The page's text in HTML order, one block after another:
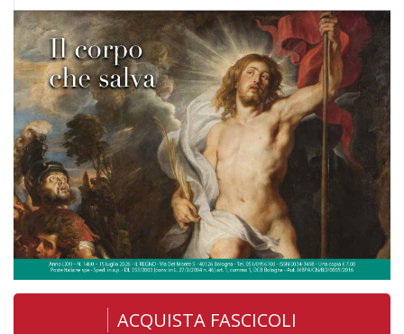
ACQUISTA FASCICOLI